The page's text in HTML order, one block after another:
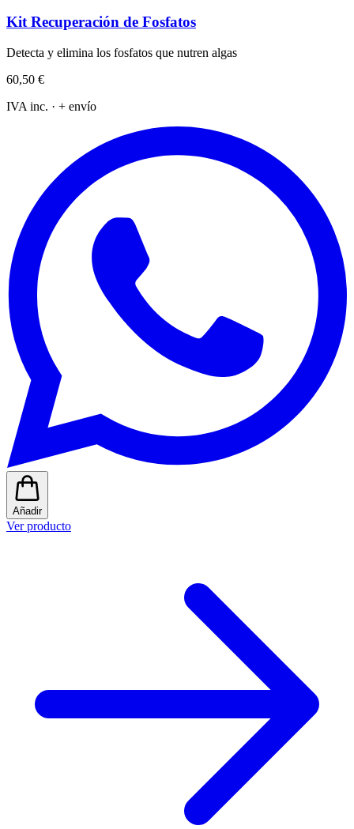
Kit Recuperación de Fosfatos
Detecta y elimina los fosfatos que nutren algas
60,50 €
IVA inc. · + envío
Añadir
Ver producto